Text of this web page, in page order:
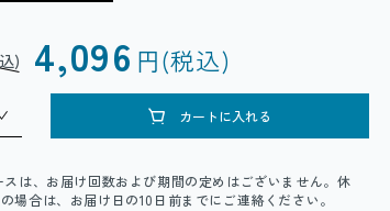
) 4,096 円(税込)
カートに入れる
は、お届け回数および期間の定めはございません。休
場合は、お届け日の10日前までにご連絡ください。